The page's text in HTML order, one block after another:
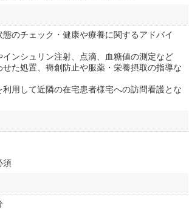
のチェック・健康や療養に関するアドバイ
インシュリン注射、点滴、血糖値の測定など
た処置、褥創防止や服薬・栄養摂取の指導な
用して近隣の在宅患者様宅への訪問看護とな
須